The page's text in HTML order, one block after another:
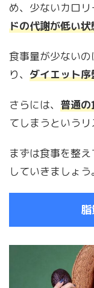
め、少ないカロ
ドの代謝が低い状
食事量が少ない
り、 ダイエット
さらには、 普通の
てしまうというリ
まずは食事を整え
していきましょう。